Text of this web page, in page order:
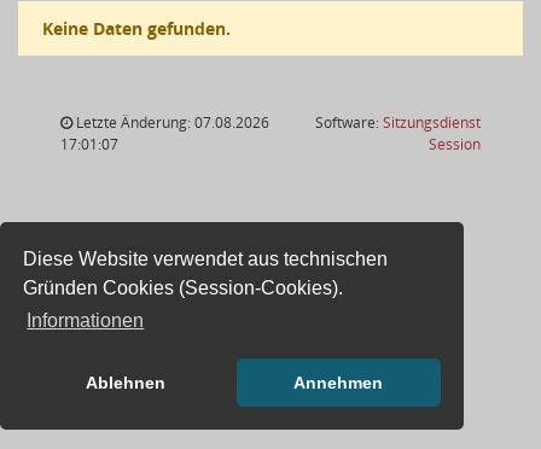
Diese Website verwendet aus technischen
Gründen Cookies (Session-Cookies).
Informationen
Ablehnen Annehmen
Keine Daten gefunden.
Letzte Änderung: 07.08.2026
17:01:07
Software:Sitzungsdienst
Session(Wird in